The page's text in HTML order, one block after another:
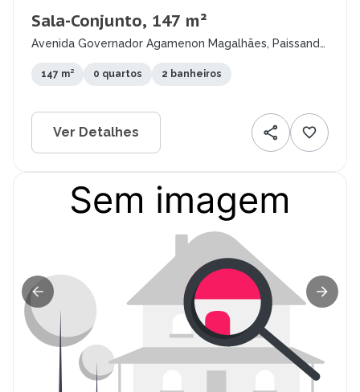
Sala-Conjunto, 147 m²
Avenida Governador Agamenon Magalhães, Paissandu,
147 m² 0 quartos 2 banheiros
Ver Detalhes